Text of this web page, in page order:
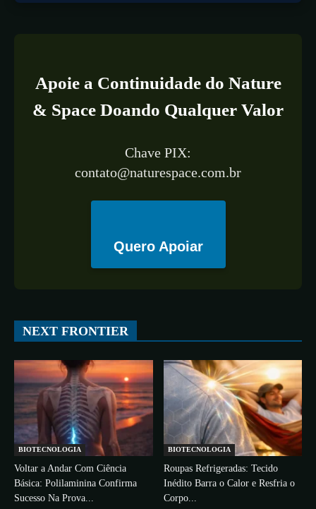
Apoie a Continuidade do Nature
& Space Doando Qualquer Valor
Chave PIX:
contato@naturespace.com.br
Quero Apoiar
NEXT FRONTIER
BIOTECNOLOGIA
Voltar a Andar Com Ciência
Básica: Polilaminina Confirma
Sucesso Na Prova...
BIOTECNOLOGIA
Roupas Refrigeradas: Tecido
Inédito Barra o Calor e Resfria o
Corpo...